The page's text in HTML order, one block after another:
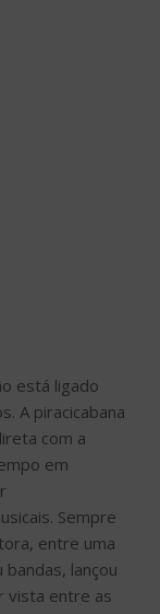
, que chega à
será o
perto a
ser embalada
seguindo o
de Thais, que
e a pop